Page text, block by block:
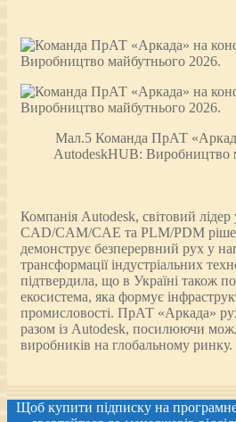
Мал.5 Команда ПрАТ
AutodeskHUB: Виробництво
Компанія Autodesk, світовий лідер
CAD/CAM/CAE та PLM/PDM
демонструє безперервний рух у
трансформації індустріальних
підтвердила, що в Україні також
екосистема, яка формує
промисловості. ПрАТ «Аркада»
разом із Autodesk, посилюючи
виробників на глобальному ринку.
Щоб купити підписку на